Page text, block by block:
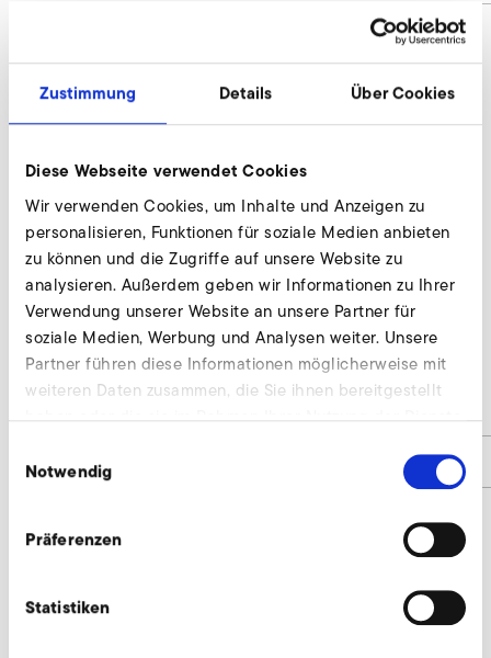
Zustimmung Details Über Cookies
Diese Webseite verwendet Cookies
Wir verwenden Cookies, um Inhalte und Anzeigen zu
personalisieren, Funktionen für soziale Medien anbieten
zu können und die Zugriffe auf unsere Website zu
analysieren. Außerdem geben wir Informationen zu Ihrer
Verwendung unserer Website an unsere Partner für
soziale Medien, Werbung und Analysen weiter. Unsere
Partner führen diese Informationen möglicherweise mit
weiteren Daten zusammen, die Sie ihnen bereitgestellt
Notwendig
Präferenzen
Statistiken
Rohrschalldämpfer anfragen
Wir beraten individuell und nach Bedarf. Unsere
Experten stehen Ihnen gerne zur Verfügung.
Jetzt anfragen
Rohrschalldämpfer mit Kern
CFMT
CHO011
Wir beraten individuell und nach Bedarf. Unsere